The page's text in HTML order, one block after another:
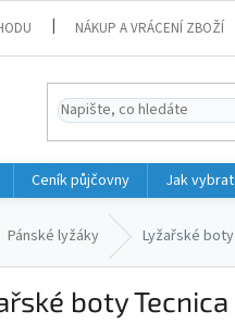
NÁKUP A VRÁCENÍ ZBOŽÍ
Ceník půjčovny Jak vybrat
Pánské lyžáky Lyžařské boty
boty Tecnica